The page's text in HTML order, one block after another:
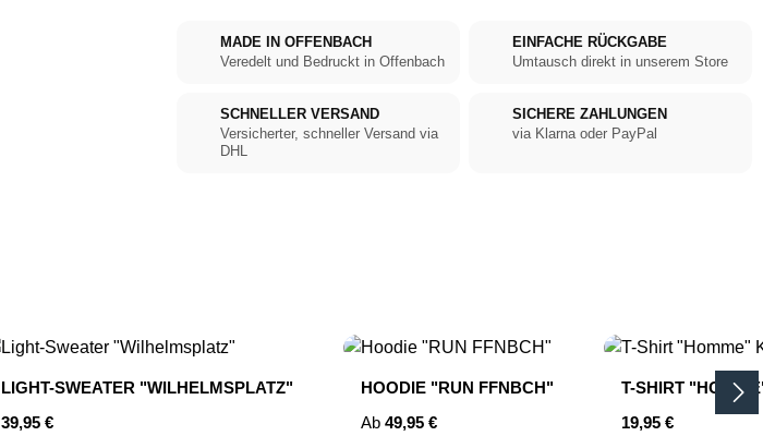
MADE IN OFFENBACH
Veredelt und Bedruckt in Offenbach
EINFACHE RÜCKGABE
Umtausch direkt in unserem Store
SCHNELLER VERSAND
Versicherter, schneller Versand via
DHL
SICHERE ZAHLUNGEN
via Klarna oder PayPal
LIGHT-SWEATER "WILHELMSPLATZ"
Regulärer Preis:
39,95 €
HOODIE "RUN FFNBCH"
Regulärer Preis:
Ab 49,95 €
T-SHIRT
Regulärer Preis:
19,95 €